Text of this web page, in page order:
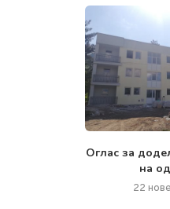
Oглас за
на
22